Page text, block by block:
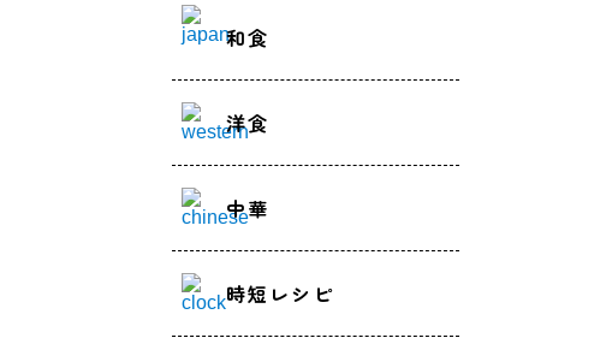
和食
洋食
中華
時短レシピ